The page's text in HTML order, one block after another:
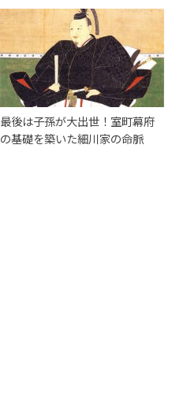
最後は子孫が大出世！室町幕府
の基礎を築いた細川家の命脈